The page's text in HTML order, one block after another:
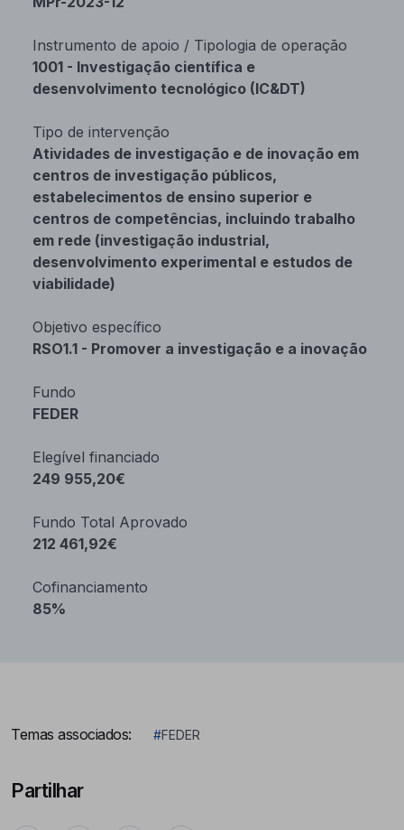
Instrumento de apoio / Tipologia de operação
1001 - Investigação científica e
desenvolvimento tecnológico (IC&DT)
Tipo de intervenção
Atividades de investigação e de inovação em
centros de investigação públicos,
estabelecimentos de ensino superior e
centros de competências, incluindo trabalho
em rede (investigação industrial,
desenvolvimento experimental e estudos de
viabilidade)
Objetivo específico
RSO1.1 - Promover a investigação e a inovação
Fundo
FEDER
Elegível financiado
249 955,20€
Fundo Total Aprovado
212 461,92€
Cofinanciamento
85%
Temas associados: #FEDER
Partilhar